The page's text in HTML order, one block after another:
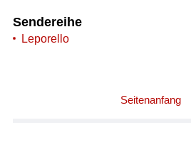
Sendereihe
Leporello
Seitenanfang